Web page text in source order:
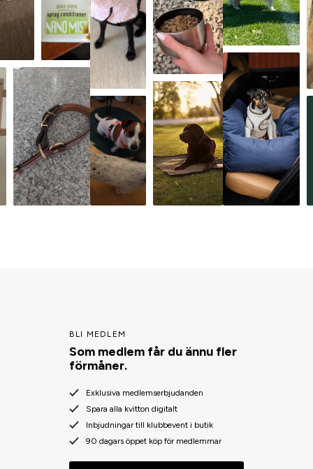
BLI MEDLEM
Som medlem får du ännu fler
förmåner.
Exklusiva medlemserbjudanden
Spara alla kvitton digitalt
Inbjudningar till klubbevent i butik
90 dagars öppet köp för medlemmar